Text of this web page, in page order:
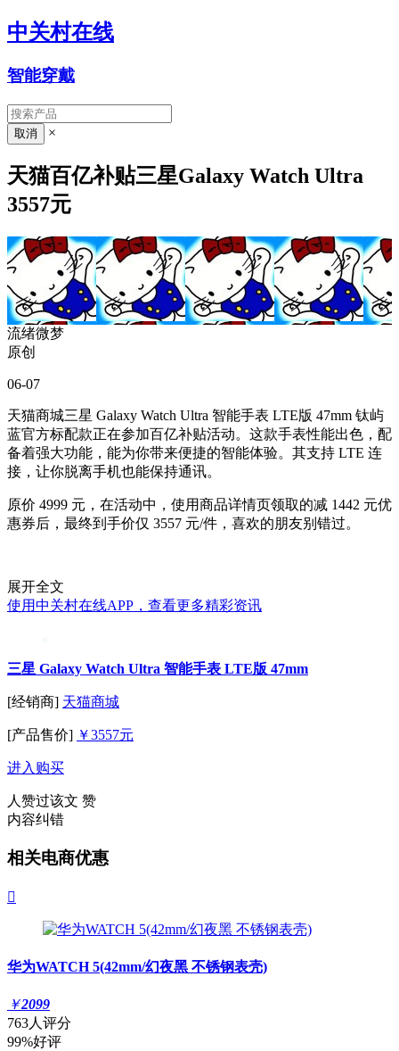
中关村在线
智能穿戴
×
天猫百亿补贴三星Galaxy Watch Ultra
3557元
流绪微梦
原创
06-07
天猫商城三星 Galaxy Watch Ultra 智能手表 LTE版 47mm 钛屿
蓝官方标配款正在参加百亿补贴活动。这款手表性能出色，配
备着强大功能，能为你带来便捷的智能体验。其支持 LTE 连
接，让你脱离手机也能保持通讯。
原价 4999 元，在活动中，使用商品详情页领取的减 1442 元优
惠券后，最终到手价仅 3557 元/件，喜欢的朋友别错过。
展开全文
使用中关村在线APP，查看更多精彩资讯
三星 Galaxy Watch Ultra 智能手表 LTE版 47mm
[经销商] 天猫商城
[产品售价] ￥3557元
进入购买
人赞过该文 赞
内容纠错
相关电商优惠

华为WATCH 5(42mm/幻夜黑 不锈钢表壳)
￥2099
763人评分
99%好评